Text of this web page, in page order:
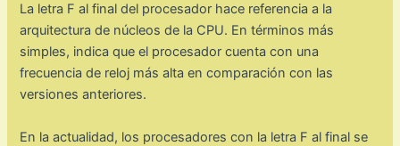
La letra F al final del procesador hace referencia a la
arquitectura de núcleos de la CPU. En términos más
simples, indica que el procesador cuenta con una
frecuencia de reloj más alta en comparación con las
versiones anteriores.
En la actualidad, los procesadores con la letra F al final se